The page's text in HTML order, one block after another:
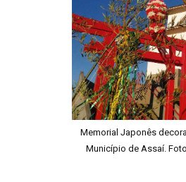
Memorial Japonês
Município de Assaí.